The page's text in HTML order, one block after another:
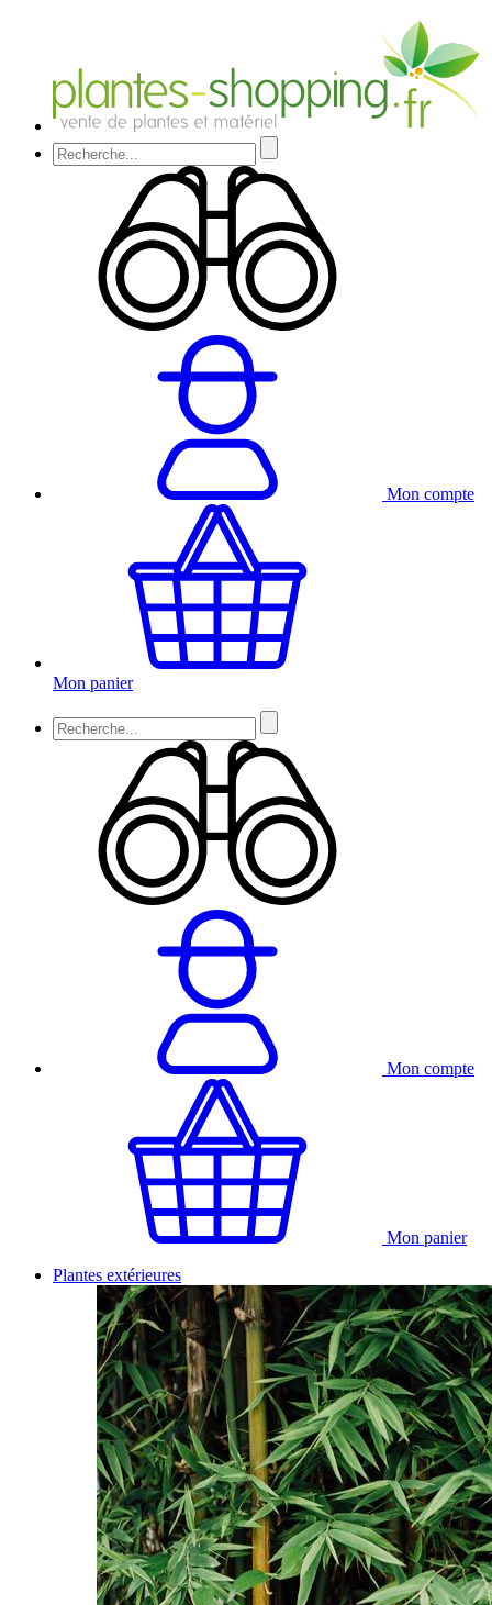
Mon compte
Mon panier
Mon compte
Mon panier
Plantes extérieures